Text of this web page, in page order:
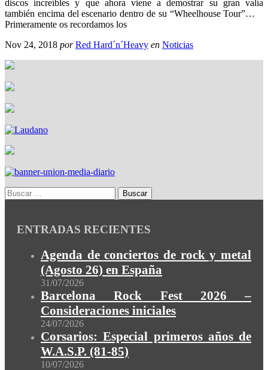
discos increíbles y que ahora viene a demostrar su gran valía
también encima del escenario dentro de su “Wheelhouse Tour”…
Primeramente os recordamos los
Nov 24, 2018 por Red Hard´n´Heavy en Noticias
ENTRADAS RECIENTES
Agenda de conciertos de rock y metal
(Agosto 26) en España
31/07/2026
Barcelona Rock Fest 2026 –
Consideraciones iniciales
24/07/2026
Corsarios: Especial primeros años de
W.A.S.P. (81-85)
10/07/2026